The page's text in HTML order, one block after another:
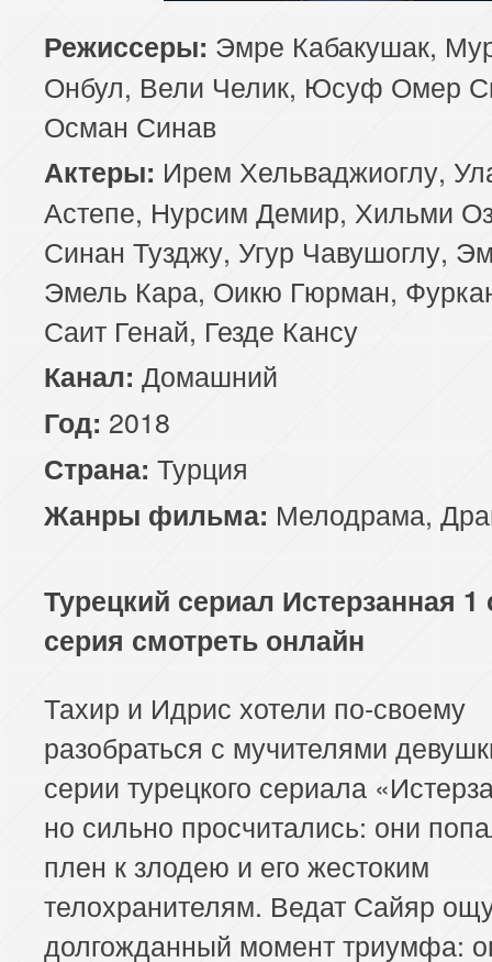
85 серия
86 серия
87 серия
89 серия
90 серия
91 серия
93 серия
94 серия
97 серия
98 серия 99 серия
101 серия
102 серия 103 серия
105 серия
106 серия 107 серия
109 серия
110 серия
113 серия
117 серия
118 серия
125 серия
126 серия 127 серия
129 серия
130 серия 131 серия
133 серия
134 серия 135 серия
137 серия
138 серия 139 серия
141 серия
142 серия 143 серия
145 серия
146 серия 147 серия
149 серия
150 серия 151 серия
Режиссеры: Эмре Кабакушак,
Онбул, Вели Челик, Юсуф Омер
Осман Синав
Актеры: Ирем Хельваджиоглу,
Астепе, Нурсим Демир, Хильми
Синан Тузджу, Угур Чавушоглу,
Эмель Кара, Оикю Гюрман,
Саит Генай, Гезде Кансу
Канал: Домашний
Год: 2018
Страна: Турция
Жанры фильма: Мелодрама,
Турецкий сериал Истерзанная 1
серия смотреть онлайн
Тахир и Идрис хотели по-своему
разобраться с мучителями
серии турецкого сериала
но сильно просчитались: они
плен к злодею и его жестоким
телохранителям. Ведат Сайяр
долгожданный момент триумфа: